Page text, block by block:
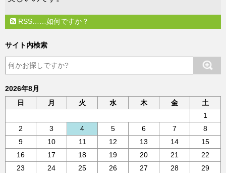
RSS……如何ですか？
サイト内検索
2026年8月
日
月 火 水 木 金
土
1
2
3 4 5 6 7
8
9
10 11 12 13 14
15
16
17 18 19 20 21
22
23
24 25 26 27 28
29